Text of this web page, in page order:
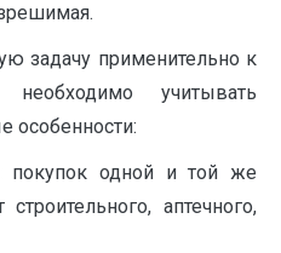
задачу применительно к
учитывать
особенности:
покупок одной и той же
аптечного,